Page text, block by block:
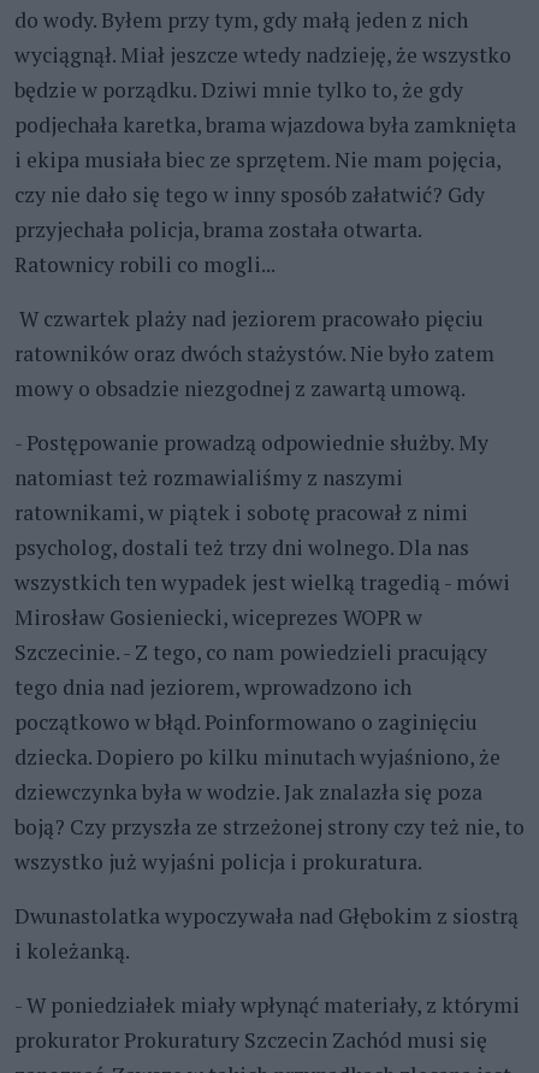
do wody. Byłem przy tym, gdy małą jeden z nich
wyciągnął. Miał jeszcze wtedy nadzieję, że wszystko
będzie w porządku. Dziwi mnie tylko to, że gdy
podjechała karetka, brama wjazdowa była zamknięta
i ekipa musiała biec ze sprzętem. Nie mam pojęcia,
czy nie dało się tego w inny sposób załatwić? Gdy
przyjechała policja, brama została otwarta.
Ratownicy robili co mogli...
W czwartek plaży nad jeziorem pracowało pięciu
ratowników oraz dwóch stażystów. Nie było zatem
mowy o obsadzie niezgodnej z zawartą umową.
- Postępowanie prowadzą odpowiednie służby. My
natomiast też rozmawialiśmy z naszymi
ratownikami, w piątek i sobotę pracował z nimi
psycholog, dostali też trzy dni wolnego. Dla nas
wszystkich ten wypadek jest wielką tragedią - mówi
Mirosław Gosieniecki, wiceprezes WOPR w
Szczecinie. - Z tego, co nam powiedzieli pracujący
tego dnia nad jeziorem, wprowadzono ich
początkowo w błąd. Poinformowano o zaginięciu
dziecka. Dopiero po kilku minutach wyjaśniono, że
dziewczynka była w wodzie. Jak znalazła się poza
boją? Czy przyszła ze strzeżonej strony czy też nie, to
wszystko już wyjaśni policja i prokuratura.
Dwunastolatka wypoczywała nad Głębokim z siostrą
i koleżanką.
- W poniedziałek miały wpłynąć materiały, z którymi
prokurator Prokuratury Szczecin Zachód musi się